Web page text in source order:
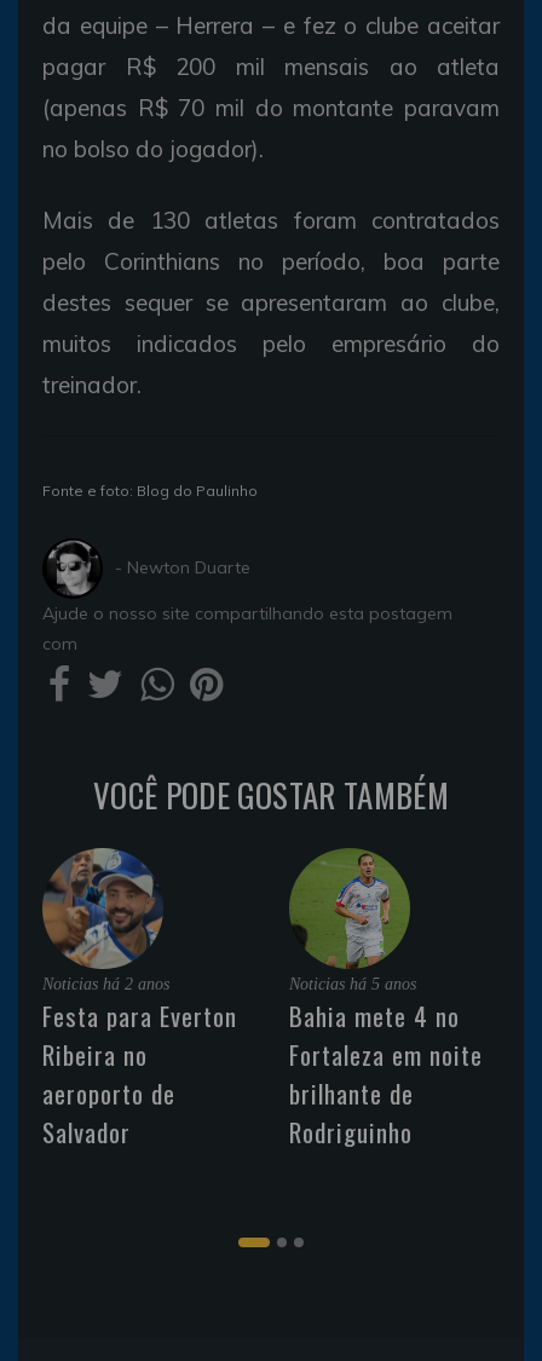
da equipe – Herrera – e fez o clube aceitar
pagar R$ 200 mil mensais ao atleta
(apenas R$ 70 mil do montante paravam
no bolso do jogador).
Mais de 130 atletas foram contratados
pelo Corinthians no período, boa parte
destes sequer se apresentaram ao clube,
muitos indicados pelo empresário do
treinador.
Fonte e foto: Blog do Paulinho
- Newton Duarte
Ajude o nosso site compartilhando esta postagem
com
VOCÊ PODE GOSTAR TAMBÉM
Noticias há 2 anos
Festa para Everton
Ribeira no
aeroporto de
Salvador
Noticias há 5 anos
Bahia mete 4 no
Fortaleza em noite
brilhante de
Rodriguinho